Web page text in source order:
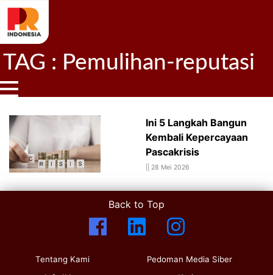
TAG : Pemulihan-reputasi
Ini 5 Langkah Bangun
Kembali Kepercayaan
Pascakrisis
28 Mei 2026
Back to Top
Tentang Kami
Pedoman Media Siber